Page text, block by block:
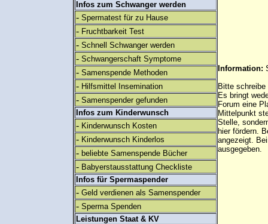
Infos zum Schwanger werden
- Spermatest für zu Hause
- Fruchtbarkeit Test
- Schnell Schwanger werden
- Schwangerschaft Symptome
- Samenspende Methoden
- Hilfsmittel Insemination
- Samenspender gefunden
Infos zum Kinderwunsch
- Kinderwunsch Kosten
- Kinderwunsch Kinderlos
- beliebte Samenspende Bücher
- Babyerstausstattung Checkliste
Infos für Spermaspender
- Geld verdienen als Samenspender
- Sperma Spenden
Leistungen Staat & KV
Information:
Bitte
Es bringt
Forum eine
Mittelpunkt
Stelle,
hier fördern.
angezeigt.
ausgegeben.